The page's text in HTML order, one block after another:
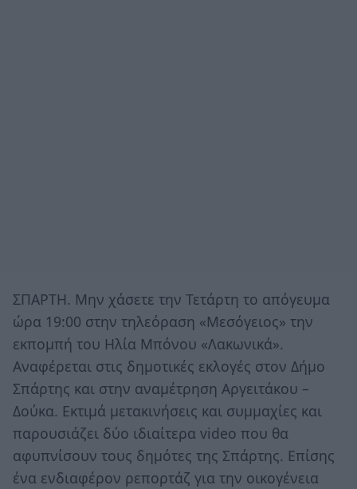
ΣΠΑΡΤΗ. Μην χάσετε την Τετάρτη το απόγευμα
ώρα 19:00 στην τηλεόραση «Μεσόγειος» την
εκπομπή του Ηλία Μπόνου «Λακωνικά».
Αναφέρεται στις δημοτικές εκλογές στον Δήμο
Σπάρτης και στην αναμέτρηση Αργειτάκου –
Δούκα. Εκτιμά μετακινήσεις και συμμαχίες και
παρουσιάζει δύο ιδιαίτερα video που θα
αφυπνίσουν τους δημότες της Σπάρτης. Επίσης
ένα ενδιαφέρον ρεπορτάζ για την οικογένεια